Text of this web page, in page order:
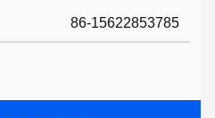
86-15622853785